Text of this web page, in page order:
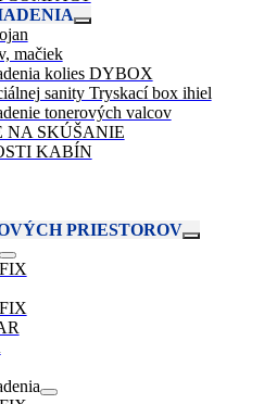
mačiek
kolies DYBOX
sanity Tryskací box ihiel
tonerových valcov
NA SKÚŠANIE
KABÍN
PRIESTOROV